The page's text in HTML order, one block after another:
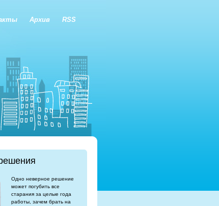
Архив RSS
Одно неверное решение
может погубить все
старания за целые года
работы, зачем брать на